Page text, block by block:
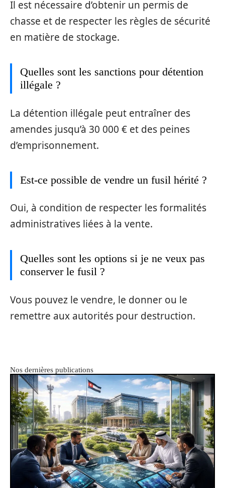
Il est nécessaire d’obtenir un permis de
chasse et de respecter les règles de sécurité
en matière de stockage.
Quelles sont les sanctions pour détention
illégale ?
La détention illégale peut entraîner des
amendes jusqu’à 30 000 € et des peines
d’emprisonnement.
Est-ce possible de vendre un fusil hérité ?
Oui, à condition de respecter les formalités
administratives liées à la vente.
Quelles sont les options si je ne veux pas
conserver le fusil ?
Vous pouvez le vendre, le donner ou le
remettre aux autorités pour destruction.
Nos dernières publications